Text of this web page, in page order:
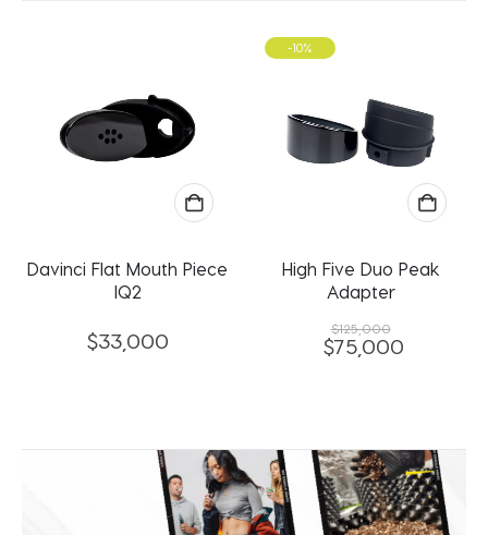
Flat Mouth Piece
33,000
High Five Duo Peak
75,000